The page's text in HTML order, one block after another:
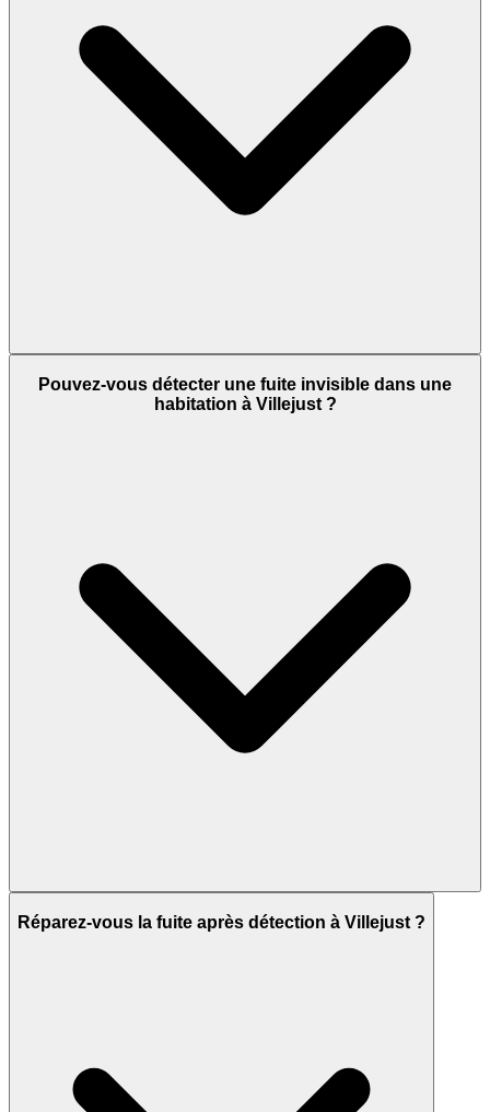
Pouvez-vous détecter une fuite invisible dans une
habitation à Villejust ?
Réparez-vous la fuite après détection à Villejust ?